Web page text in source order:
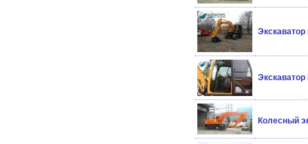
Экскаватор
Экскаватор
Колесный